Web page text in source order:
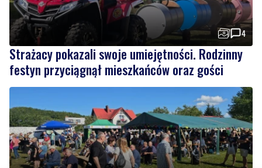
Strażacy pokazali swoje umiejętności. Rodzinny
festyn przyciągnął mieszkańców oraz gości
Regionalne smaki, uśmiechu i dobra zabawa. Za